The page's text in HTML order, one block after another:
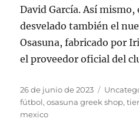
David García. Así mismo,
desvelado también el
Osasuna, fabricado por
el proveedor oficial del
Publicado
el
26 de junio de 2023
fútbol,osasuna greek shop,
mexico